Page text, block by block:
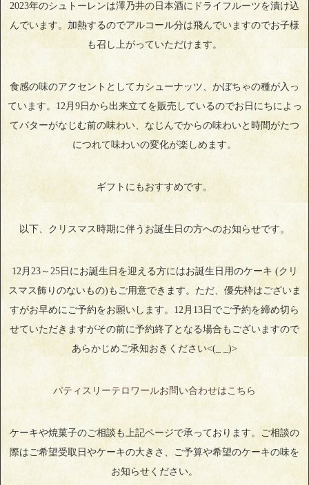
2023年のシュトーレンは澤乃井の日本酒にドライフルーツを漬け込
んでいます。加熱するのでアルコール分は飛んでいますのでお子様
も召し上がっていただけます。
食感の味のアクセントとしてカシューナッツ、かぼちゃの種が入っ
ています。12月9日から出来立てを販売しているのでお日にちによっ
てバターがなじむ前の味わい、なじんでからの味わいと時間がたつ
につれて味わいの変化が楽しめます。
ギフトにもおすすめです。
以下、クリスマス時期に伴うお誕生日の方へのお知らせです。
12月23～25日にお誕生日を迎える方にはお誕生日用のケーキ (クリ
スマス飾りのないもの)もご用意できます。ただ、優先枠はございま
すがお早めにご予約をお願いします。12月13日でご予約を締め切ら
せていただきますがその前に予約終了となる場合もございますので
あらかじめご承知おきください<(_ _)>
パティスリーテロワールお問い合わせはこちら
ケーキや焼菓子のご相談も上記ページで承っております。ご相談の
際はご希望受取日やケーキの大きさ、ご予算や希望のケーキの味を
お知らせください。